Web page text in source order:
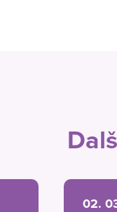
02.